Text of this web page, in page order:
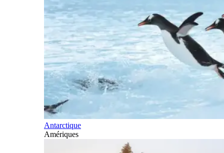
Antarctique
Amériques